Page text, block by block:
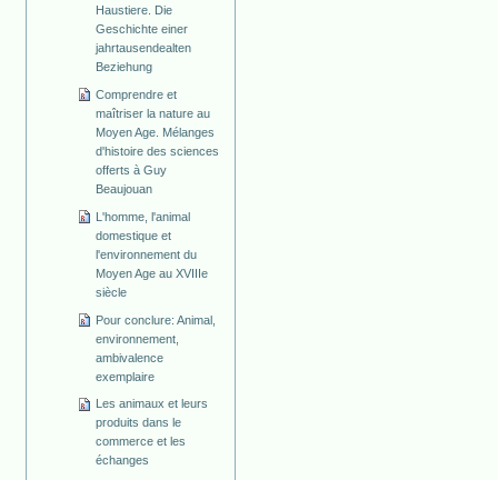
Haustiere. Die
Geschichte einer
jahrtausendealten
Beziehung
Comprendre et
maîtriser la nature au
Moyen Age. Mélanges
d'histoire des sciences
offerts à Guy
Beaujouan
L'homme, l'animal
domestique et
l'environnement du
Moyen Age au XVIIIe
siècle
Pour conclure: Animal,
environnement,
ambivalence
exemplaire
Les animaux et leurs
produits dans le
commerce et les
échanges